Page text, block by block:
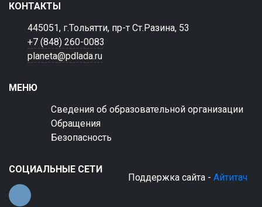
КОНТАКТЫ
445051, г.Тольятти, пр-т Ст.Разина, 53
+7 (848) 260-0083
planeta@pdlada.ru
МЕНЮ
Сведения об образовательной организации
Обращения
Безопасность
СОЦИАЛЬНЫЕ СЕТИ
Поддержка сайта - Айтитач